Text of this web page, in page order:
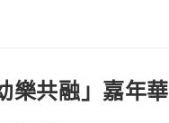
樂共融」嘉年華